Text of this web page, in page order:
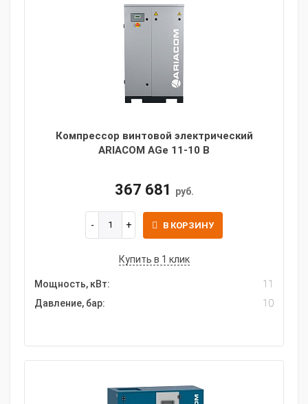
Компрессор винтовой электрический
ARIACOM AGe 11-10 B
367 681 руб.
В КОРЗИНУ
Купить в 1 клик
Мощность, кВт:
11
Давление, бар:
10